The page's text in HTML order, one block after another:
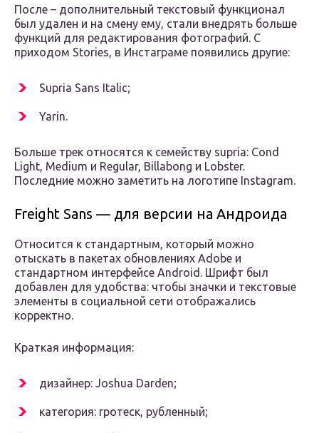
После – дополнительный текстовый функционал
был удален и на смену ему, стали внедрять больше
функций для редактирования фотографий. С
приходом Stories, в Инстаграме появились другие:
Supria Sans Italic;
Yarin.
Больше трек относятся к семейству supria: Cond
Light, Medium и Regular, Billabong и Lobster.
Последние можно заметить на логотипе Instagram.
Freight Sans — для версии на Андроида
Относится к стандартным, который можно
отыскать в пакетах обновлениях Adobe и
стандартном интерфейсе Android. Шрифт был
добавлен для удобства: чтобы значки и текстовые
элементы в социальной сети отображались
корректно.
Краткая информация:
дизайнер: Joshua Darden;
категория: гротеск, рубленный;